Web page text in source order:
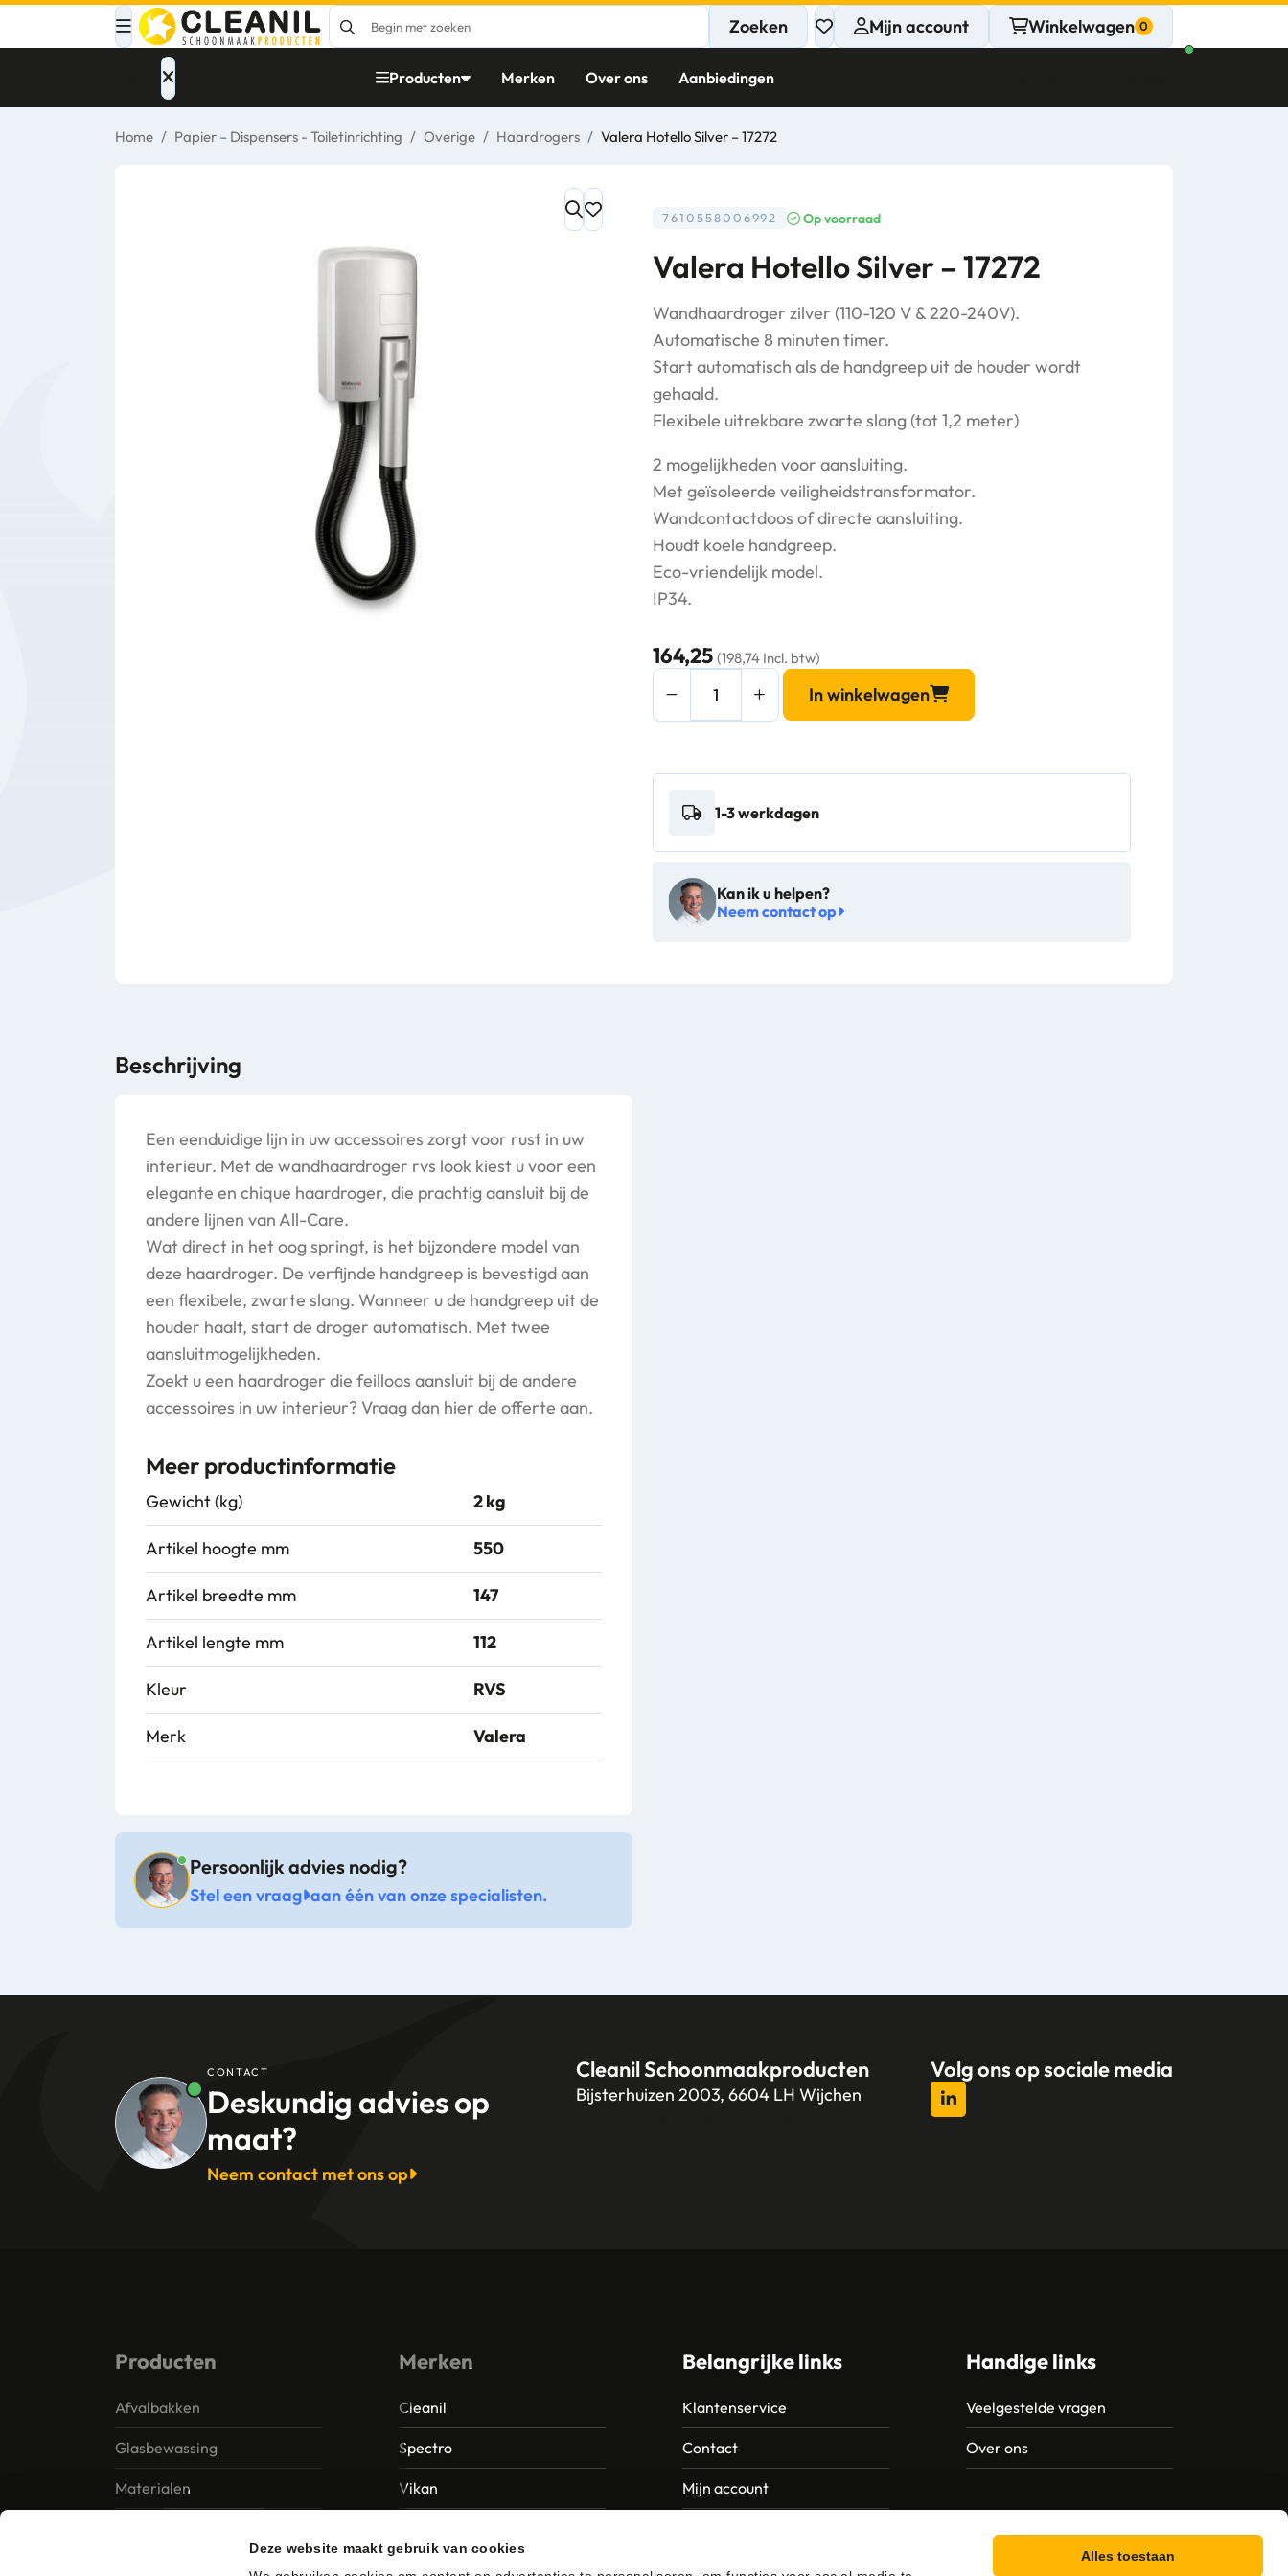
Deze website maakt gebruik van cookies
Alles toestaan
Mijn account Winkelwagen
Zoeken
Producten
advies
nodig?
Merken Over ons Aanbiedingen
Home / Papier – Dispensers - Toiletinrichting / Overige / Haardrogers / Valera Hotello Silver – 17272
7610558006992 Op voorraad
Valera Hotello Silver – 17272
Wandhaardroger zilver (110-120 V & 220-240V).
Automatische 8 minuten timer.
Start automatisch als de handgreep uit de houder wordt
gehaald.
Flexibele uitrekbare zwarte slang (tot 1,2 meter)
2 mogelijkheden voor aansluiting.
Met geïsoleerde veiligheidstransformator.
Wandcontactdoos of directe aansluiting.
Houdt koele handgreep.
Eco-vriendelijk model.
IP34.
164,25(198,74 Incl. btw)
aantal
In winkelwagen
1-3 werkdagen
Kan ik u helpen?
Neem contact op
Beschrijving
Een eenduidige lijn in uw accessoires zorgt voor rust in uw
interieur. Met de wandhaardroger rvs look kiest u voor een
elegante en chique haardroger, die prachtig aansluit bij de
andere lijnen van All-Care.
Wat direct in het oog springt, is het bijzondere model van
deze haardroger. De verfijnde handgreep is bevestigd aan
een flexibele, zwarte slang. Wanneer u de handgreep uit de
houder haalt, start de droger automatisch. Met twee
aansluitmogelijkheden.
Zoekt u een haardroger die feilloos aansluit bij de andere
accessoires in uw interieur? Vraag dan hier de offerte aan.
Meer productinformatie
Gewicht (kg) 2 kg
Artikel hoogte mm 550
Artikel breedte mm 147
Artikel lengte mm 112
Kleur RVS
Merk Valera
Persoonlijk advies nodig?
Stel een vraag aan één van onze specialisten.
CONTACT
Deskundig advies op
maat?
Neem contact met ons op
Cleanil Schoonmaakproducten
Bijsterhuizen 2003, 6604 LH Wijchen
Volg ons op sociale media
Producten
Afvalbakken
Glasbewassing
Materialen
Merken
Cleanil
Spectro
Vikan
Belangrijke links
Klantenservice
Contact
Mijn account
Handige links
Veelgestelde vragen
Over ons